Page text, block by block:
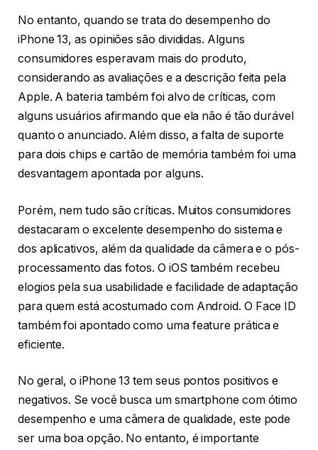
No entanto, quando se trata do desempenho do
iPhone 13, as opiniões são divididas. Alguns
consumidores esperavam mais do produto,
considerando as avaliações e a descrição feita pela
Apple. A bateria também foi alvo de críticas, com
alguns usuários afirmando que ela não é tão durável
quanto o anunciado. Além disso, a falta de suporte
para dois chips e cartão de memória também foi uma
desvantagem apontada por alguns.
Porém, nem tudo são críticas. Muitos consumidores
destacaram o excelente desempenho do sistema e
dos aplicativos, além da qualidade da câmera e o pós-
processamento das fotos. O iOS também recebeu
elogios pela sua usabilidade e facilidade de adaptação
para quem está acostumado com Android. O Face ID
também foi apontado como uma feature prática e
eficiente.
No geral, o iPhone 13 tem seus pontos positivos e
negativos. Se você busca um smartphone com ótimo
desempenho e uma câmera de qualidade, este pode
ser uma boa opção. No entanto, é importante